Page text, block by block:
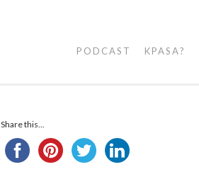
PODCAST KPASA?
Share this...